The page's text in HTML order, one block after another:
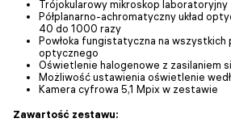
Trójokularowy mikroskop laboratoryjny
Półplanarno-achromatyczny układ
40 do 1000 razy
Powłoka fungistatyczna na wszystkich
optycznego
Oświetlenie halogenowe z zasilaniem
Możliwość ustawienia oświetlenie
Kamera cyfrowa 5,1 Mpix w zestawie
Zawartość zestawu: